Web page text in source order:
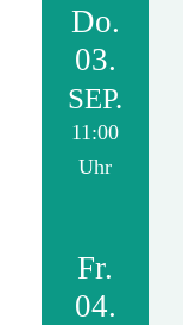
Do.
03.
SEP.
11:00
Uhr
Fr.
04.